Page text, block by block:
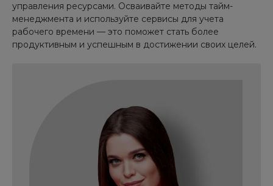
управления ресурсами. Осваивайте методы тайм-
менеджмента и используйте сервисы для учета
рабочего времени — это поможет стать более
продуктивным и успешным в достижении своих целей.